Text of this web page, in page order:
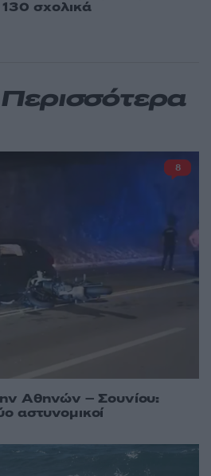
σχολικά
Αθηνών – Σουνίου:
αστυνομικοί
8